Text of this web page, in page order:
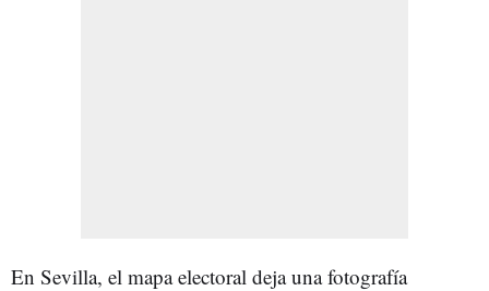
En Sevilla, el mapa electoral deja una fotografía